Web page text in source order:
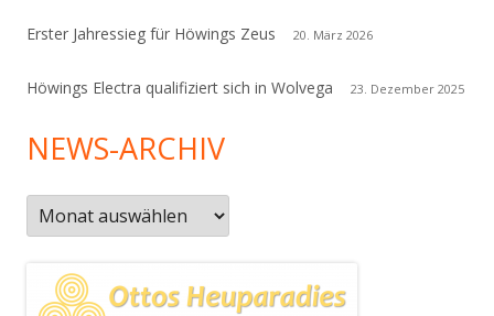
Erster Jahressieg für Höwings Zeus 20. März 2026
Höwings Electra qualifiziert sich in Wolvega 23. Dezember 2025
NEWS-ARCHIV
News-
Archiv